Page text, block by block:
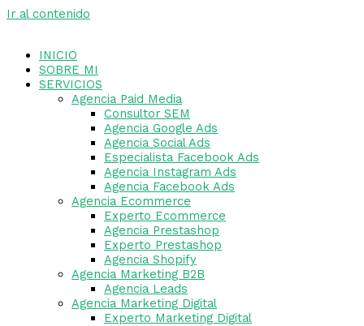
Ir al contenido
INICIO
SOBRE MI
SERVICIOS
Agencia Paid Media
Consultor SEM
Agencia Google Ads
Agencia Social Ads
Especialista Facebook Ads
Agencia Instagram Ads
Agencia Facebook Ads
Agencia Ecommerce
Experto Ecommerce
Agencia Prestashop
Experto Prestashop
Agencia Shopify
Agencia Marketing B2B
Agencia Leads
Agencia Marketing Digital
Experto Marketing Digital